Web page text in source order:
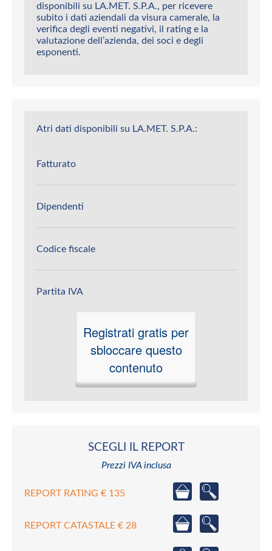
disponibili su LA.MET. S.P.A., per ricevere
subito i dati aziendali da visura camerale, la
verifica degli eventi negativi, il rating e la
valutazione dell’azienda, dei soci e degli
esponenti.
Atri dati disponibili su LA.MET. S.P.A.:
Fatturato
Dipendenti
Codice fiscale
Partita IVA
Registrati gratis per
sbloccare questo
contenuto
SCEGLI IL REPORT
Prezzi IVA inclusa
REPORT RATING € 135
REPORT CATASTALE € 28